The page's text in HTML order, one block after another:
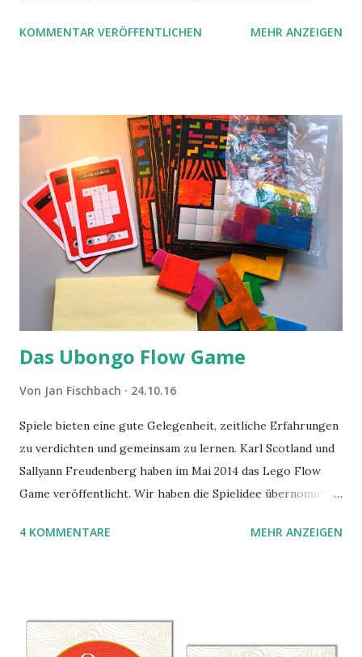
KOMMENTAR VERÖFFENTLICHEN MEHR ANZEIGEN
Das Ubongo Flow Game
Von Jan Fischbach 24.10.16
Spiele bieten eine gute Gelegenheit, zeitliche Erfahrungen
zu verdichten und gemeinsam zu lernen. Karl Scotland und
Sallyann Freudenberg haben im Mai 2014 das Lego Flow
Game veröffentlicht. Wir haben die Spielidee übernommen,
benutzen wir Material aus Grzegorz Rejchtmans Ubongo-
4 KOMMENTARE MEHR ANZEIGEN